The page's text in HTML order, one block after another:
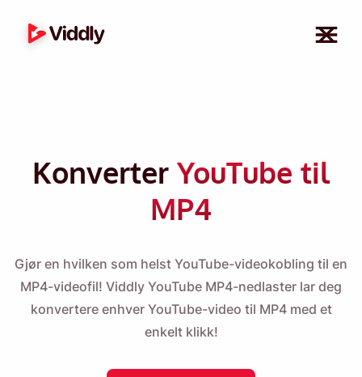
Konverter YouTube til
MP4
Gjør en hvilken som helst YouTube-videokobling til en
MP4-videofil! Viddly YouTube MP4-nedlaster lar deg
konvertere enhver YouTube-video til MP4 med et
enkelt klikk!